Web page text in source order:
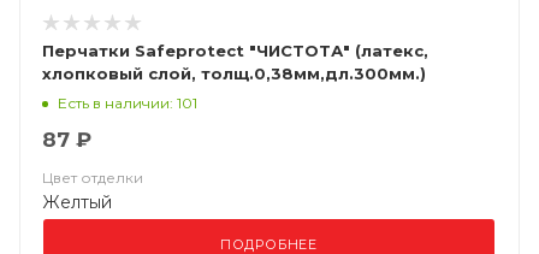
Перчатки Safeprotect "ЧИСТОТА" (латекс,
хлопковый слой, толщ.0,38мм,дл.300мм.)
Есть в наличии: 101
87 ₽
Цвет отделки
Желтый
ПОДРОБНЕЕ